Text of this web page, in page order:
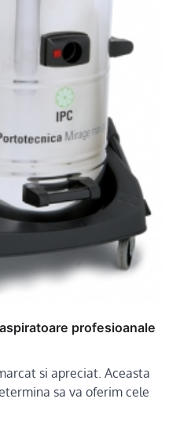
profesioanale
si apreciat. Aceasta
sa va oferim cele